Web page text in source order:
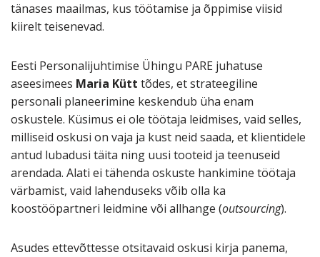
tänases maailmas, kus töötamise ja õppimise viisid
kiirelt teisenevad.
Eesti Personalijuhtimise Ühingu PARE juhatuse
aseesimees Maria Kütt tõdes, et strateegiline
personali planeerimine keskendub üha enam
oskustele. Küsimus ei ole töötaja leidmises, vaid selles,
milliseid oskusi on vaja ja kust neid saada, et klientidele
antud lubadusi täita ning uusi tooteid ja teenuseid
arendada. Alati ei tähenda oskuste hankimine töötaja
värbamist, vaid lahenduseks võib olla ka
koostööpartneri leidmine või allhange (outsourcing).
Asudes ettevõttesse otsitavaid oskusi kirja panema,